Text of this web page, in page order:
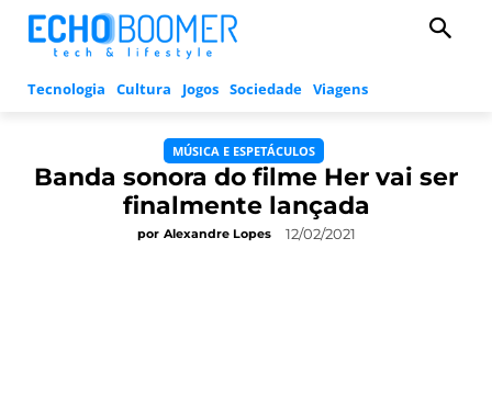
Tecnologia Cultura Jogos Sociedade Viagens
MÚSICA E ESPETÁCULOS
Banda sonora do filme Her vai ser
finalmente lançada
por Alexandre Lopes 12/02/2021